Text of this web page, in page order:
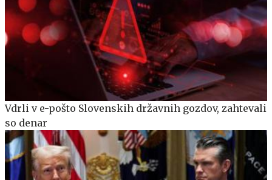
Vdrli v e-pošto Slovenskih državnih gozdov, zahtevali
so denar